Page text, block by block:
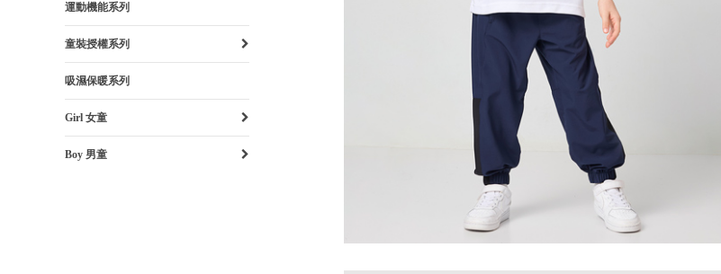
運動機能系列
童裝授權系列
吸濕保暖系列
Girl 女童
Boy 男童